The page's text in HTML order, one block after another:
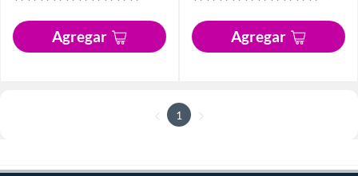
Agregar Agregar
1